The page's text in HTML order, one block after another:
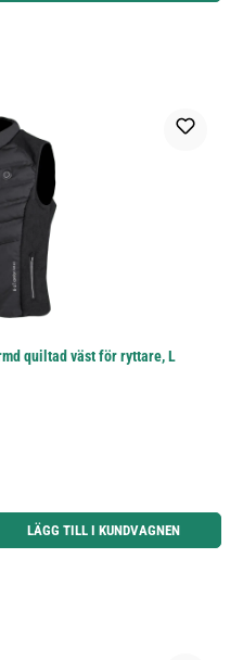
quiltad väst för ryttare, L
knapparna för att öka eller minska kvantiteten.
LÄGG TILL I KUNDVAGNEN